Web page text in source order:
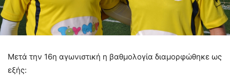
Μετά την 16η αγωνιστική η βαθμολογία διαμορφώθηκε ως
εξής: